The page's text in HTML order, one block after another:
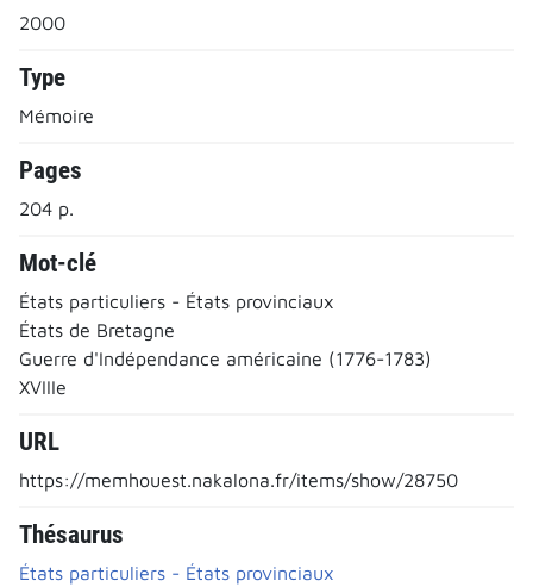
2000
Type
Mémoire
Pages
204 p.
Mot-clé
États particuliers - États provinciaux
États de Bretagne
Guerre d'Indépendance américaine (1776-1783)
XVIIIe
URL
https://memhouest.nakalona.fr/items/show/28750
Thésaurus
États particuliers - États provinciaux